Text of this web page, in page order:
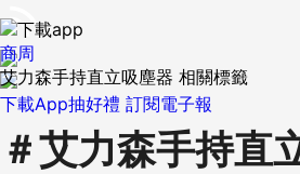
下載App抽好禮 訂閱電子報
商周
艾力森手持直立吸塵器 相關標籤
＃艾力森手持直